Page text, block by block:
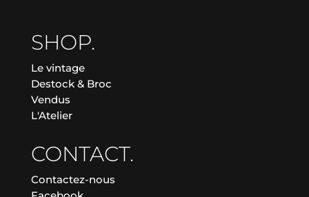
SHOP.
Le vintage
Destock & Broc
Vendus
L'Atelier
CONTACT.
Contactez-nous